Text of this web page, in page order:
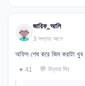
জারিফ_আলি
3 সপ্তাহ আগে
অফিস শেষ করে জিম করাটা
♥ 41 💬 উত্তর দিন